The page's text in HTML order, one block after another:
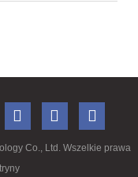
Co., Ltd. Wszelkie prawa